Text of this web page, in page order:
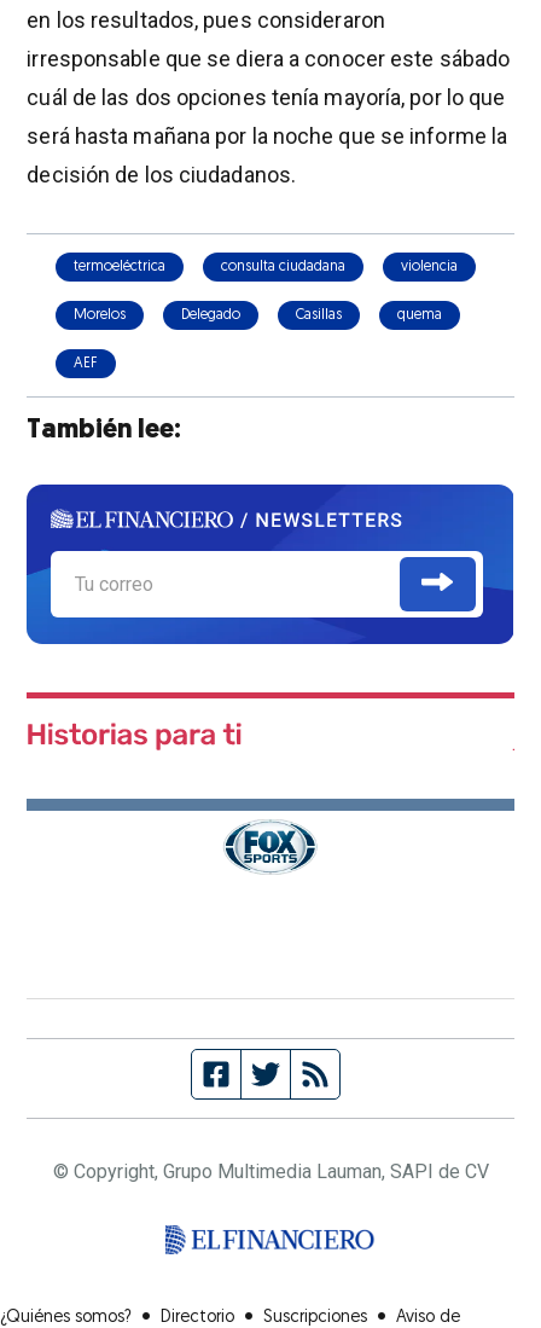
en los resultados, pues consideraron
irresponsable que se diera a conocer este sábado
cuál de las dos opciones tenía mayoría, por lo que
será hasta mañana por la noche que se informe la
decisión de los ciudadanos.
termoeléctrica consulta ciudadana violencia
Morelos Delegado Casillas quema
AEF
También lee:
© Copyright, Grupo Multimedia Lauman, SAPI de CV
¿Quiénes somos? • Directorio • Suscripciones (Opens in new
• Aviso de